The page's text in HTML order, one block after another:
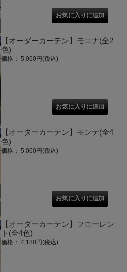
【オーダーカーテン】モコナ(全2
色)
価格： 5,060円(税込)
【オーダーカーテン】モンテ(全4
色)
価格： 5,060円(税込)
【オーダーカーテン】フローレン
ト(全4色)
価格： 4,180円(税込)